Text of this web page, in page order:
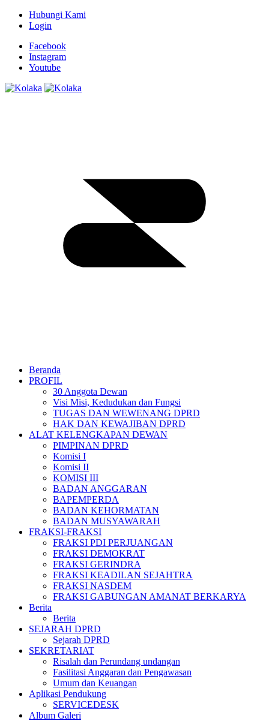
Hubungi Kami
Login
Facebook
Instagram
Youtube
Beranda
PROFIL
30 Anggota Dewan
Visi Misi, Kedudukan dan Fungsi
TUGAS DAN WEWENANG DPRD
HAK DAN KEWAJIBAN DPRD
ALAT KELENGKAPAN DEWAN
PIMPINAN DPRD
Komisi I
Komisi II
KOMISI III
BADAN ANGGARAN
BAPEMPERDA
BADAN KEHORMATAN
BADAN MUSYAWARAH
FRAKSI-FRAKSI
FRAKSI PDI PERJUANGAN
FRAKSI DEMOKRAT
FRAKSI GERINDRA
FRAKSI KEADILAN SEJAHTRA
FRAKSI NASDEM
FRAKSI GABUNGAN AMANAT BERKARYA
Berita
Berita
SEJARAH DPRD
Sejarah DPRD
SEKRETARIAT
Risalah dan Perundang undangan
Fasilitasi Anggaran dan Pengawasan
Umum dan Keuangan
Aplikasi Pendukung
SERVICEDESK
Album Galeri